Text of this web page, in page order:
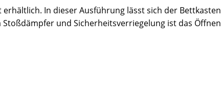
In dieser Ausführung lässt sich der
und Sicherheitsverriegelung ist das